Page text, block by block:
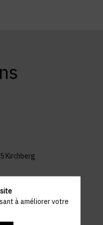
Kirchberg
à améliorer votre